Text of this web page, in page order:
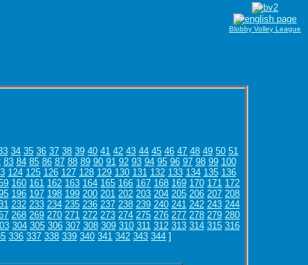
34 35 36 37 38 39 40 41 42 43 44 45 46 47 48 49 50 51
83 84 85 86 87 88 89 90 91 92 93 94 95 96 97 98 99 100
124 125 126 127 128 129 130 131 132 133 134 135 136
160 161 162 163 164 165 166 167 168 169 170 171 172
196 197 198 199 200 201 202 203 204 205 206 207 208
232 233 234 235 236 237 238 239 240 241 242 243 244
268 269 270 271 272 273 274 275 276 277 278 279 280
304 305 306 307 308 309 310 311 312 313 314 315 316
336 337 338 339 340 341 342 343 344 ]
Blobby Volley League